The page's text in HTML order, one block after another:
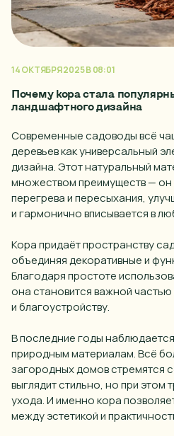
14 ОКТЯБРЯ 2025 В 08:01
Почему кора стала
ландшафтного дизайна
Современные садоводы всё
деревьев как универсальный
дизайна. Этот натуральный
множеством преимуществ —
перегрева и пересыхания,
и гармонично вписывается в
Кора придаёт пространству
объединяя декоративные и
Благодаря простоте
она становится важной
и благоустройству.
В последние годы
природным материалам. Всё
загородных домов стремятся
выглядит стильно, но при этом
ухода. И именно кора
между эстетикой и